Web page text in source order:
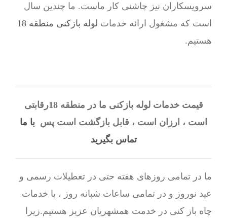
سرویسکاران نیز چاشنی کار ماست. ما چندین سال
است که مشغول ارائه خدمات لوله بازکنی منطقه 18
هستیم.
قیمت خدمات لوله بازکنی ما در منطقه 18رقابتی
است ، ارزان است ، قابل بازگشت است پس با ما
تماس بگیرید
ما در تمامی روزهای هفته حتی در تعطیلات رسمی و
عید نوروز و در تمامی ساعات شبانه روز ، با خدمات
چاه باز کنی در خدمت همشهریان عزیز هستیم.زیرا